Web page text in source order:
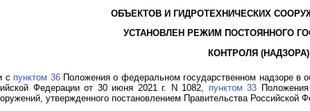
ОБЪЕКТОВ И ГИДРОТЕХНИЧЕСКИХ
УСТАНОВЛЕН РЕЖИМ ПОСТОЯННОГО
КОНТРОЛЯ (НАДЗОРА)
с пунктом 36Положения о федеральном государственном надзоре в
Федерации от 30 июня 2021 г. N 1082, пунктом 33
утвержденного постановлением Правительства Российской